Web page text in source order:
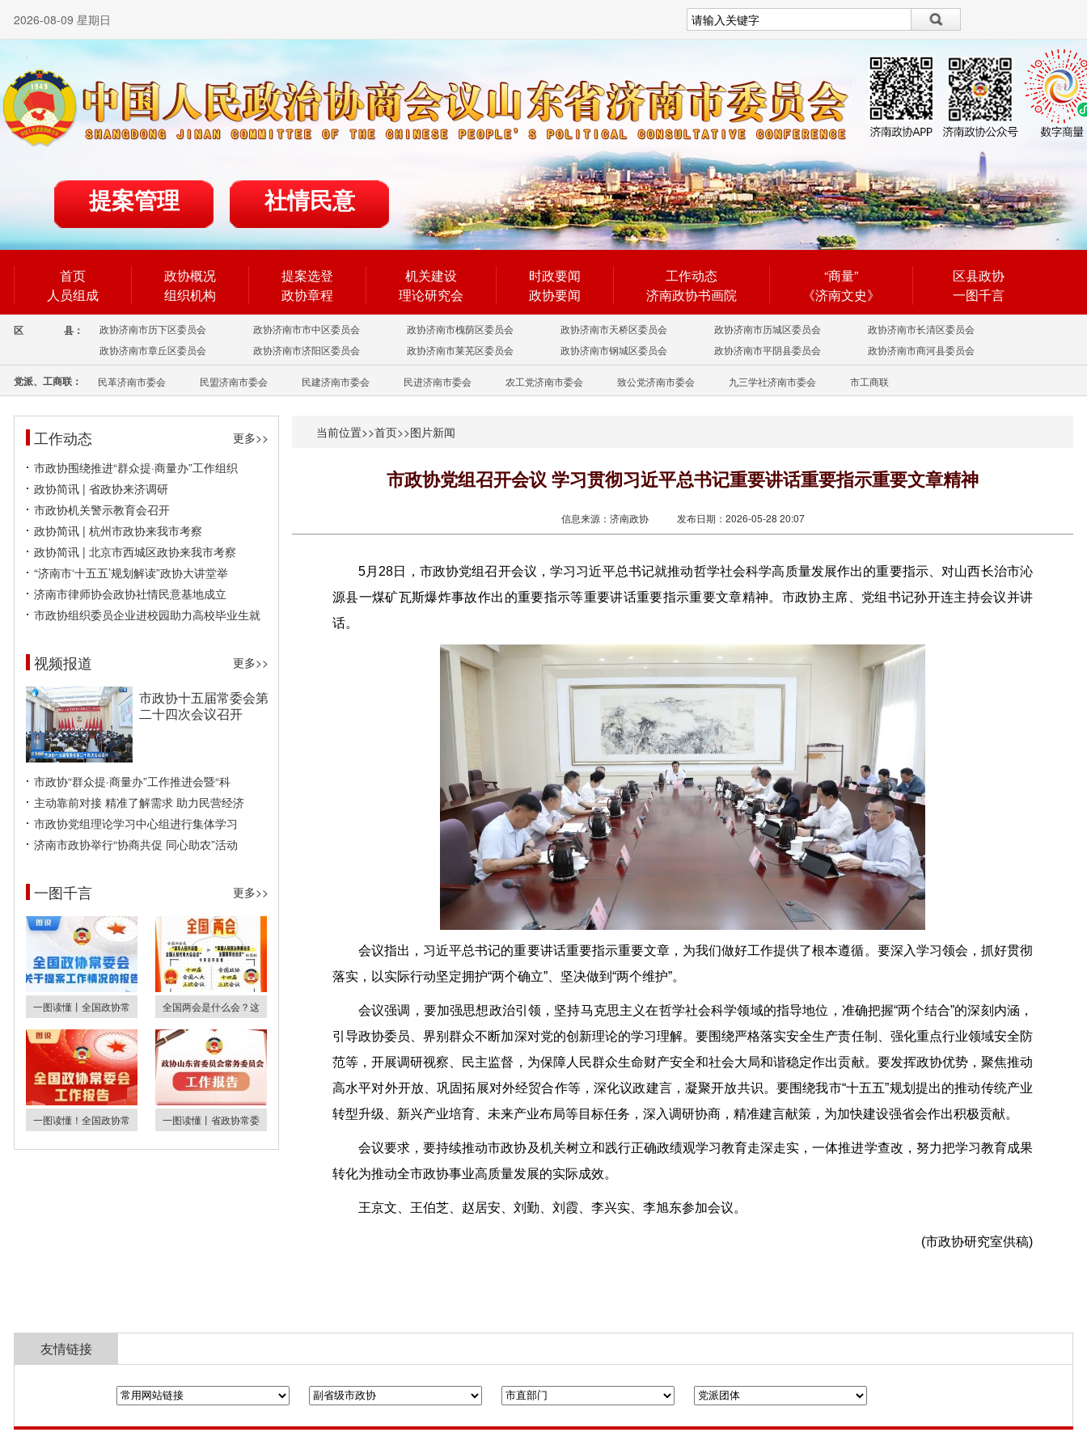
2026-08-09 星期日
繁體
提案管理 社情民意
首页
人员组成
政协概况
组织机构
提案选登
政协章程
机关建设
理论研究会
时政要闻
政协要闻
工作动态
济南政协书画院
“商量”
《济南文史》
区县政协
一图千言
区 县： 政协济南市历下区委员会 政协济南市市中区委员会 政协济南市槐荫区委员会 政协济南市天桥区委员会 政协济南市历城区委员会
政协济南市长清区委员会
政协济南市章丘区委员会
政协济南市济阳区委员会 政协济南市莱芜区委员会 政协济南市钢城区委员会 政协济南市平阴县委员会 政协济南市商河县委员会
党派、工商联： 民革济南市委会 民盟济南市委会 民建济南市委会 民进济南市委会 农工党济南市委会 致公党济南市委会 九三学社济南市委会 市工商联
工作动态
更多>>
市政协围绕推进“群众提·商量办”工作组织
政协简讯 | 省政协来济调研
市政协机关警示教育会召开
政协简讯 | 杭州市政协来我市考察
政协简讯 | 北京市西城区政协来我市考察
“济南市‘十五五’规划解读”政协大讲堂举
济南市律师协会政协社情民意基地成立
市政协组织委员企业进校园助力高校毕业生就
视频报道 更多>>
市政协十五届常委会第
二十四次会议召开
市政协“群众提·商量办”工作推进会暨“科
主动靠前对接 精准了解需求 助力民营经济
市政协党组理论学习中心组进行集体学习
济南市政协举行“协商共促 同心助农”活动
一图千言 更多>>
一图读懂丨全国政协常 全国两会是什么会？这
一图读懂！全国政协常 一图读懂丨省政协常委
当前位置>>首页>>图片新闻
市政协党组召开会议 学习贯彻习近平总书记重要讲话重要指示重要文章精神
信息来源：济南政协 发布日期：2026-05-28 20:07
5月28日，市政协党组召开会议，学习习近平总书记就推动哲学社会科学高质量发展作出的重要指示、对山西长治市沁
源县一煤矿瓦斯爆炸事故作出的重要指示等重要讲话重要指示重要文章精神。市政协主席、党组书记孙开连主持会议并讲
话。
会议指出，习近平总书记的重要讲话重要指示重要文章，为我们做好工作提供了根本遵循。要深入学习领会，抓好贯彻
落实，以实际行动坚定拥护“两个确立”、坚决做到“两个维护”。
会议强调，要加强思想政治引领，坚持马克思主义在哲学社会科学领域的指导地位，准确把握“两个结合”的深刻内涵，
引导政协委员、界别群众不断加深对党的创新理论的学习理解。要围绕严格落实安全生产责任制、强化重点行业领域安全防
范等，开展调研视察、民主监督，为保障人民群众生命财产安全和社会大局和谐稳定作出贡献。要发挥政协优势，聚焦推动
高水平对外开放、巩固拓展对外经贸合作等，深化议政建言，凝聚开放共识。要围绕我市“十五五”规划提出的推动传统产业
转型升级、新兴产业培育、未来产业布局等目标任务，深入调研协商，精准建言献策，为加快建设强省会作出积极贡献。
会议要求，要持续推动市政协及机关树立和践行正确政绩观学习教育走深走实，一体推进学查改，努力把学习教育成果
转化为推动全市政协事业高质量发展的实际成效。
王京文、王伯芝、赵居安、刘勤、刘霞、李兴实、李旭东参加会议。
(市政协研究室供稿)
友情链接